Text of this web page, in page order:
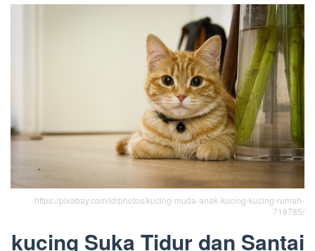
https://pixabay.com/id/photos/kucing-muda-anak-kucing-kucing-rumah-
718785/
kucing Suka Tidur dan Santai